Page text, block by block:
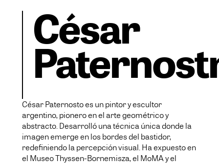
César
César Paternosto es un pintor y escultor
argentino, pionero en el arte geométrico y
abstracto. Desarrolló una técnica única donde la
imagen emerge en los bordes del bastidor,
redefiniendo la percepción visual. Ha expuesto en
el Museo Thyssen-Bornemisza, el MoMA y el